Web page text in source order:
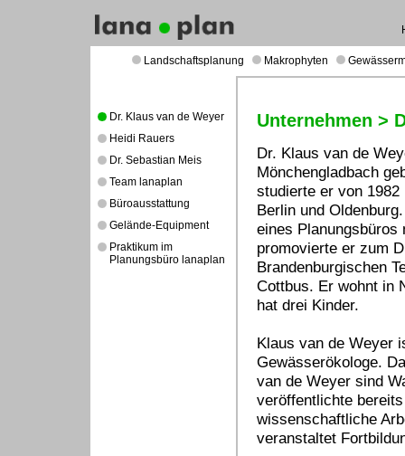
Landschaftsplanung Makrophyten
Dr. Klaus van de Weyer
Heidi Rauers
Dr. Sebastian Meis
Team lanaplan
Büroausstattung
Gelände-Equipment
Praktikum im
Planungsbüro lanaplan
Unternehmen >
Dr. Klaus van de
Mönchengladbach
studierte er von
Berlin und
eines
promovierte er zum
Brandenburgischen
Cottbus. Er wohnt in
hat drei Kinder.
Klaus van de Weyer
Gewässerökologe.
van de Weyer sind
veröffentlichte
wissenschaftliche
veranstaltet